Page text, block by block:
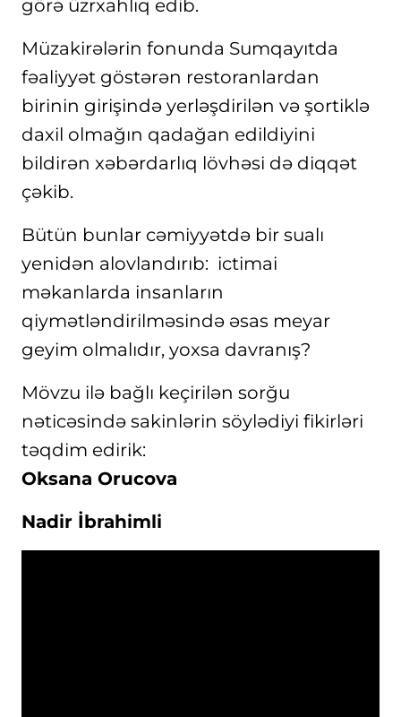
görə üzrxahlıq edib.
Müzakirələrin fonunda Sumqayıtda
fəaliyyət göstərən restoranlardan
birinin girişində yerləşdirilən və şortiklə
daxil olmağın qadağan edildiyini
bildirən xəbərdarlıq lövhəsi də diqqət
çəkib.
Bütün bunlar cəmiyyətdə bir sualı
yenidən alovlandırıb: ictimai
məkanlarda insanların
qiymətləndirilməsində əsas meyar
geyim olmalıdır, yoxsa davranış?
Mövzu ilə bağlı keçirilən sorğu
nəticəsində sakinlərin söylədiyi fikirləri
təqdim edirik:
Oksana Orucova
Nadir İbrahimli